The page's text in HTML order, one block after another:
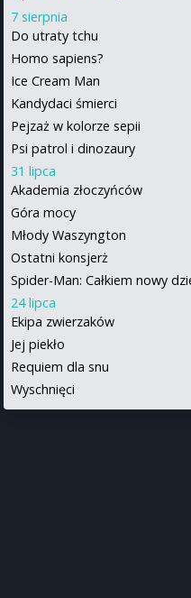
7 sierpnia
Do utraty tchu
Homo sapiens?
Ice Cream Man
Kandydaci śmierci
Pejzaż w kolorze sepii
Psi patrol i dinozaury
31 lipca
Akademia złoczyńców
Góra mocy
Młody Waszyngton
Ostatni konsjerż
Spider-Man: Całkiem nowy
24 lipca
Ekipa zwierzaków
Jej piekło
Requiem dla snu
Wyschnięci